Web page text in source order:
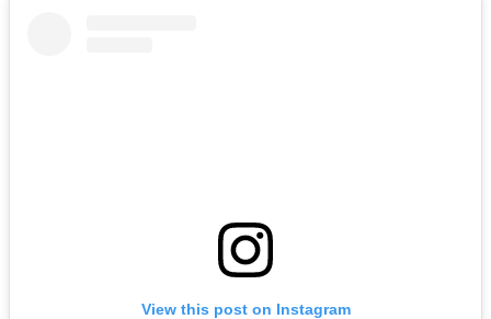
View this post on Instagram